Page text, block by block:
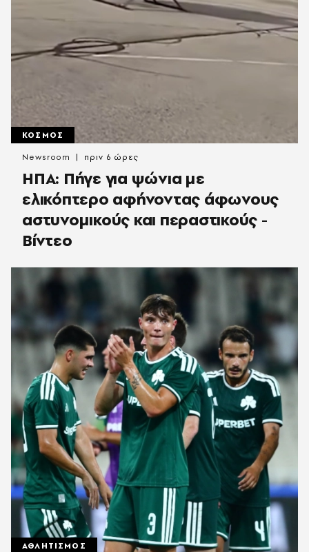
ΚΟΣΜΟΣ
ΗΠΑ: Πήγε για ψώνια με
ελικόπτερο αφήνοντας άφωνους
αστυνομικούς και περαστικούς -
Βίντεο
Newsroom πριν 6 ώρες
ΑΘΛΗΤΙΣΜΟΣ